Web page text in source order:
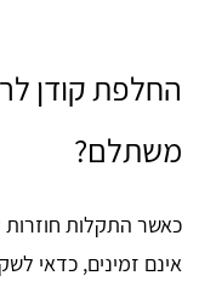
החלפת קודן
משתלם?
כאשר התקלות חוזרות
אינם זמינים, כדאי